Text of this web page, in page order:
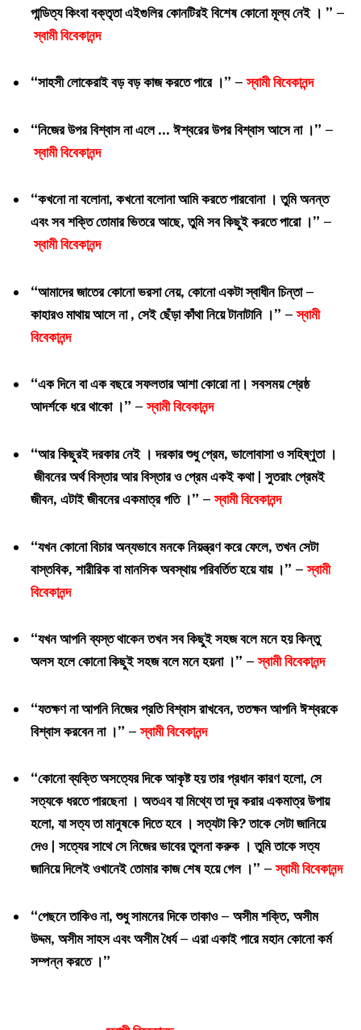
পান্ডিত্য কিংবা বক্তৃতা এইগুলির কোনটিরই বিশেষ কোনো মূল্য নেই । ” –
স্বামী বিবেকানন্দ
“সাহসী লোকেরাই বড় বড় কাজ করতে পারে ।” –স্বামী বিবেকানন্দ
“নিজের উপর বিশ্বাস না এলে … ঈশ্বরের উপর বিশ্বাস আসে না ।” –
স্বামী বিবেকানন্দ
“কখনো না বলোনা, কখনো বলোনা আমি করতে পারবোনা । তুমি অনন্ত
এবং সব শক্তি তোমার ভিতরে আছে, তুমি সব কিছুই করতে পারো ।” –
স্বামী বিবেকানন্দ
“আমাদের জাতের কোনো ভরসা নেয়, কোনো একটা স্বাধীন চিন্তা –
কাহারও মাথায় আসে না , সেই ছেঁড়া কাঁথা নিয়ে টানাটানি ।” –স্বামী
বিবেকানন্দ
“এক দিনে বা এক বছরে সফলতার আশা কোরো না। সবসময় শ্রেষ্ঠ
আদর্শকে ধরে থাকো ।” –স্বামী বিবেকানন্দ
“আর কিছুরই দরকার নেই । দরকার শুধু প্রেম, ভালোবাসা ও সহিষ্ণুতা ।
জীবনের অর্থ বিস্তার আর বিস্তার ও প্রেম একই কথা | সুতরাং প্রেমই
জীবন, এটাই জীবনের একমাত্র গতি ।” –স্বামী বিবেকানন্দ
“যখন কোনো বিচার অন্যভাবে মনকে নিয়ন্ত্রণ করে ফেলে, তখন সেটা
বাস্তবিক, শারীরিক বা মানসিক অবস্থায় পরিবর্তিত হয়ে যায় ।” –স্বামী
বিবেকানন্দ
“যখন আপনি ব্যস্ত থাকেন তখন সব কিছুই সহজ বলে মনে হয় কিন্তু
অলস হলে কোনো কিছুই সহজ বলে মনে হয়না ।” –স্বামী বিবেকানন্দ
“যতক্ষণ না আপনি নিজের প্রতি বিশ্বাস রাখবেন, ততক্ষন আপনি ঈশ্বরকে
বিশ্বাস করবেন না ।” –স্বামী বিবেকানন্দ
“কোনো ব্যক্তি অসত্যের দিকে আকৃষ্ট হয় তার প্রধান কারণ হলো, সে
সত্যকে ধরতে পারছেনা । অতএব যা মিথ্যে তা দূর করার একমাত্র উপায়
হলো, যা সত্য তা মানুষকে দিতে হবে । সত্যটা কি? তাকে সেটা জানিয়ে
দেও | সত্যের সাথে সে নিজের ভাবের তুলনা করুক । তুমি তাকে সত্য
জানিয়ে দিলেই ওখানেই তোমার কাজ শেষ হয়ে গেল ।” –স্বামী বিবেকানন্দ
“পেছনে তাকিও না, শুধু সামনের দিকে তাকাও – অসীম শক্তি, অসীম
উদ্দম, অসীম সাহস এবং অসীম ধৈর্য – এরা একাই পারে মহান কোনো কর্ম
সম্পন্ন করতে ।”